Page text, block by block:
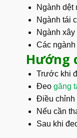
Ngành dệt
Ngành tái
Ngành
Các ngành
Hướng
Trước khi
Đeo găng
Điều chỉnh
Nếu cần
Sau khi